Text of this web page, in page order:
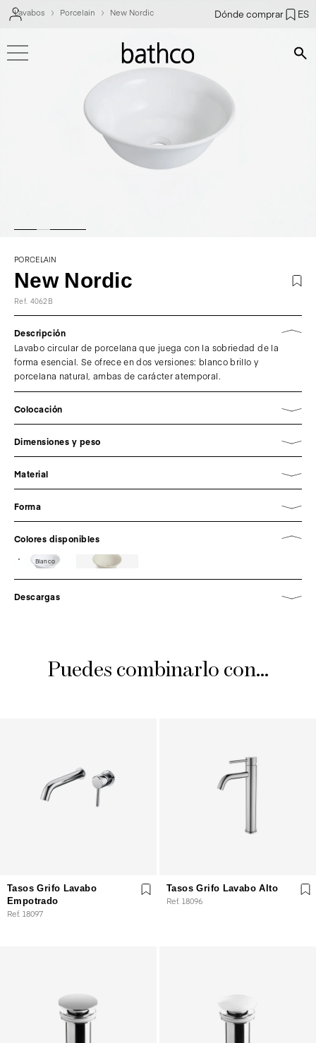
Dónde comprar ES
Lavabos Porcelain New Nordic
PORCELAIN
New Nordic
Ref. 4062B
Descripción
Lavabo circular de porcelana que juega con la sobriedad de la
forma esencial. Se ofrece en dos versiones: blanco brillo y
porcelana natural, ambas de carácter atemporal.
Colocación
Dimensiones y peso
Material
Forma
Colores disponibles
Blanco
Descargas
Puedes combinarlo con...
Tasos Grifo Lavabo
Empotrado
Ref. 18097
Tasos Grifo Lavabo Alto
Ref. 18096